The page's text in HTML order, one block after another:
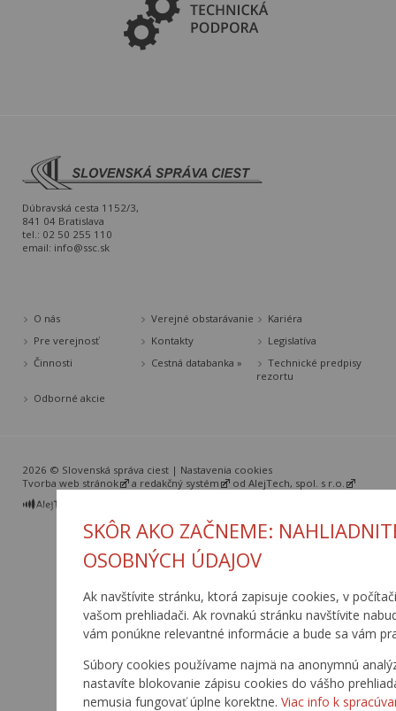
SKÔR AKO ZAČNEME:
OSOBNÝCH ÚDAJOV
Ak navštívite stránku, ktorá zapisuje cookies, v
vašom prehliadači. Ak rovnakú stránku navštívite
vám ponúkne relevantné informácie a bude sa vám
Súbory cookies používame najmä na anonymnú
nastavíte blokovanie zápisu cookies do vášho
nemusia fungovať úplne korektne. Viac info k
Dúbravská cesta 1152/3,
841 04 Bratislava
tel.: 02 50 255 110
email: info@ssc.sk
O nás Verejné obstarávanie
Kariéra
Pre verejnosť
Kontakty
Legislatíva
Činnosti
Cestná databanka »
Technické predpisy
rezortu
Odborné akcie
2026 © Slovenská správa ciest | Nastavenia cookies
Tvorba web stránok
a redakčný systém od AlejTech, spol. s r.o.